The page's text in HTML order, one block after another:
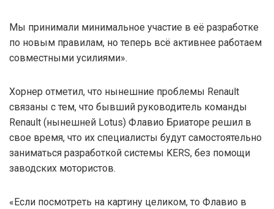
Мы принимали минимальное участие в её разработке
по новым правилам, но теперь всё активнее работаем
совместными усилиями».
Хорнер отметил, что нынешние проблемы Renault
связаны с тем, что бывший руководитель команды
Renault (нынешней Lotus) Флавио Бриаторе решил в
свое время, что их специалисты будут самостоятельно
заниматься разработкой системы KERS, без помощи
заводских мотористов.
«Если посмотреть на картину целиком, то Флавио в